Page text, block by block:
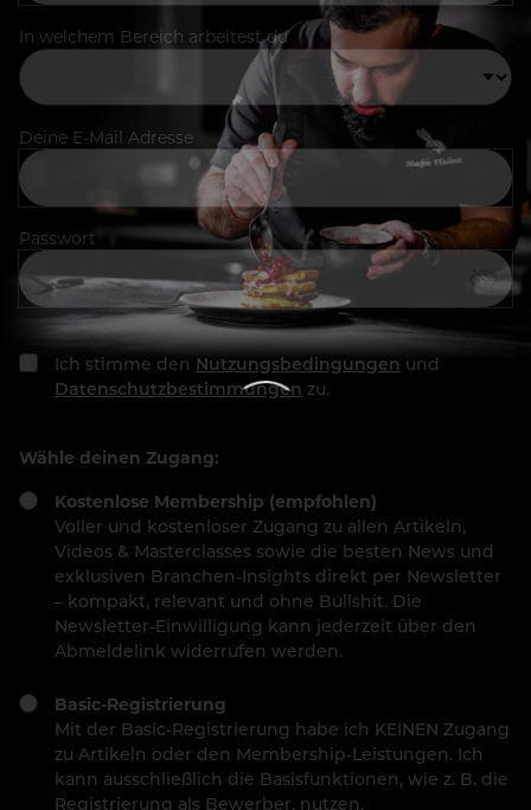
In welchem Bereich arbeitest du
Deine E-Mail Adresse
Passwort
Ich stimme den Nutzungsbedingungen und
Datenschutzbestimmungen zu.
Wähle deinen Zugang:
Kostenlose Membership (empfohlen)
Voller und kostenloser Zugang zu allen Artikeln,
Videos & Masterclasses sowie die besten News und
exklusiven Branchen-Insights direkt per Newsletter
– kompakt, relevant und ohne Bullshit. Die
Newsletter-Einwilligung kann jederzeit über den
Abmeldelink widerrufen werden.
Basic-Registrierung
Mit der Basic-Registrierung habe ich KEINEN Zugang
zu Artikeln oder den Membership-Leistungen. Ich
kann ausschließlich die Basisfunktionen, wie z. B. die
Registrierung als Bewerber, nutzen.